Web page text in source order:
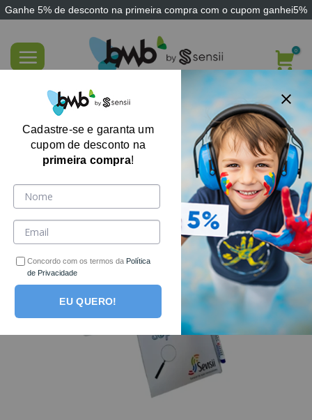
Ganhe 5% de desconto na primeira compra com o cupom ganhei5%
content
Ache se Puder – Jogo Idosos e Adultos
Estimulação Visual e Memória- Sensii
Cadastre-se e garanta um
cupom de desconto na
primeira compra!
Concordo com os termos da Política
de Privacidade
EU QUERO!